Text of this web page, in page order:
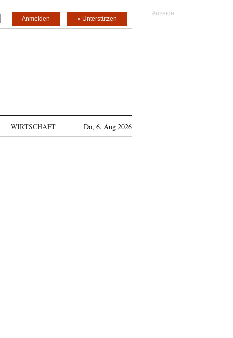
» Unterstützen
Anmelden
WIRTSCHAFT Do, 6. Aug 2026